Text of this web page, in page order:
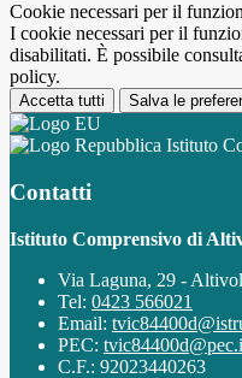
Cookie necessari per il
I cookie necessari per il
disabilitati. È possibile
policy.
Accetta tutti Salva le
Istituto
Contatti
Istituto Comprensivo di
Via Laguna, 29 -
Tel: 0423 566021
Email:
PEC:
C.F.: 92023440263